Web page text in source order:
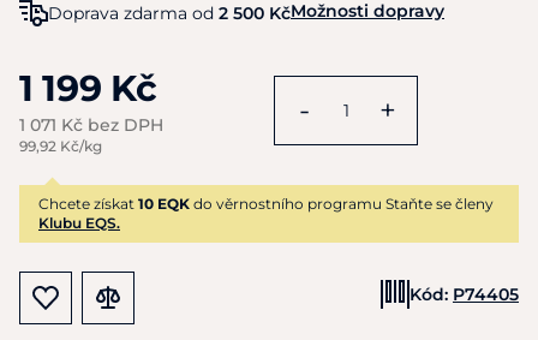
Doprava zdarma od 2 500 KčMožnosti dopravy
1 199 Kč
1 071 Kč bez DPH
99,92 Kč/kg
- +
Chcete získat 10 EQK do věrnostního programu Staňte se členy
Klubu EQS.
Kód: P74405